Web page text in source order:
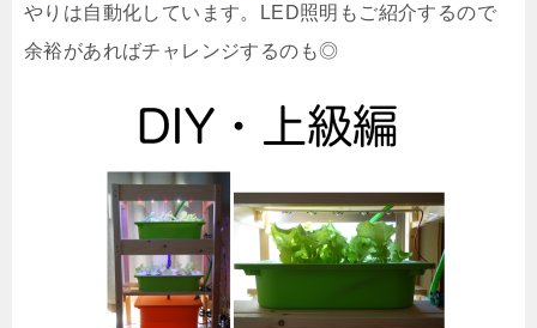
やりは自動化しています。LED照明もご紹介するので
余裕があればチャレンジするのも◎